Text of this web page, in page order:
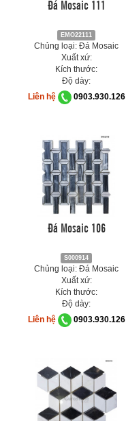
Đá Mosaic 111
EMO22111
Chủng loại: Đá Mosaic
Xuất xứ:
Kích thước:
Độ dày:
Liên hệ
0903.930.126
Đá Mosaic 106
S000914
Chủng loại: Đá Mosaic
Xuất xứ:
Kích thước:
Độ dày:
Liên hệ
0903.930.126